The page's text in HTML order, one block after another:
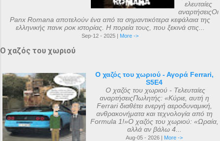
ελευταίες
αναρτήσειςΟι
Panx Romana αποτελούν ένα από τα σημαντικότερα κεφάλαια της
ελληνικής πανκ ροκ ιστορίας. Η πορεία τους, που ξεκινά στις...
Sep-12 - 2025 | More ->
Ο χαζός του χωριού
Ο χαζός του χωριού - Αγορά Ferrari,
S5E4
Ο χαζός του χωριού - Τελευταίες
αναρτήσειςΠωλητής: «Κύριε, αυτή η
Ferrari διαθέτει ενεργή αεροδυναμική,
ανθρακονήματα και τεχνολογία από τη
Formula 1!»Ο χαζός του χωριού: «Ωραία,
αλλά αν βάλω 4...
Aug-05 - 2026 | More ->